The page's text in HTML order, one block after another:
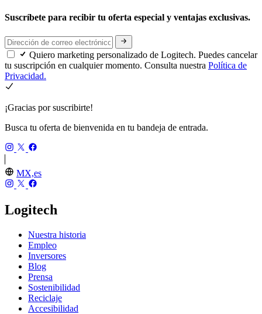
Suscríbete para recibir tu oferta especial y ventajas exclusivas.
Quiero marketing personalizado de Logitech. Puedes cancelar
tu suscripción en cualquier momento. Consulta nuestra Política de
Privacidad.
¡Gracias por suscribirte!
Busca tu oferta de bienvenida en tu bandeja de entrada.
MX,es
Logitech
Nuestra historia
Empleo
Inversores
Blog
Prensa
Sostenibilidad
Reciclaje
Accesibilidad